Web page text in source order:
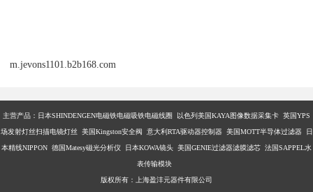
m.jevons1101.b2b168.com
主营产品： 日本SHINDENGEN电磁铁电磁吸铁电磁线圈 以色列美国KAYA图像数据采集卡 英国YPS
场发射灯丝扫描电镜灯丝 美国Kingston安全阀 意大利RTA驱动器控制器 美国MOTT半导体过滤器 日
本精线NIPPON 德国Matesy磁光分析仪 日本KOWA镜头 美国GENIE过滤器滤膜滤芯 法国SAPPEL水
表传输模块
版权所有：上海盈沣元器件有限公司